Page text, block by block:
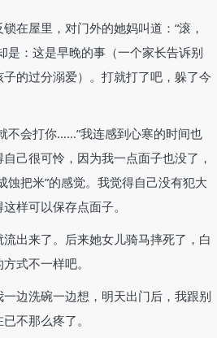
在屋里，对门外的她妈叫道：“滚，
是：这是早晚的事（一个家长告诉别
的过分溺爱）。打就打了吧，躲了今
不会打你……”我连感到心寒的时间也
己很可怜，因为我一点面子也没了，
把米”的感觉。我觉得自己没有犯大
样可以保存点面子。
出来了。后来她女儿骑马摔死了，白
式不一样吧。
边洗碗一边想，明天出门后，我跟别
不那么疼了。